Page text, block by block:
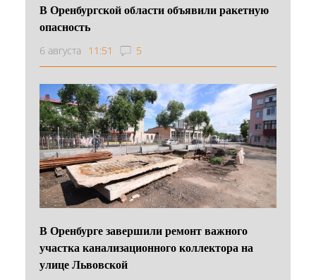
В Оренбургской области объявили ракетную
опасность
6 августа 11:51 5
В Оренбурге завершили ремонт важного
участка канализационного коллектора на
улице Львовской